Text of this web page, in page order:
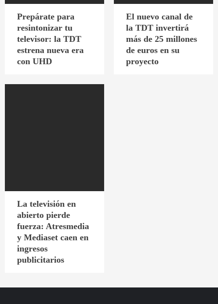
Prepárate para
resintonizar tu
televisor: la TDT
estrena nueva era
con UHD
El nuevo canal de
la TDT invertirá
más de 25 millones
de euros en su
proyecto
La televisión en
abierto pierde
fuerza: Atresmedia
y Mediaset caen en
ingresos
publicitarios